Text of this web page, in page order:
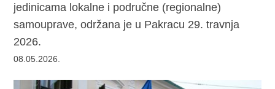
jedinicama lokalne i područne (regionalne)
samouprave, održana je u Pakracu 29. travnja
2026.
08.05.2026.